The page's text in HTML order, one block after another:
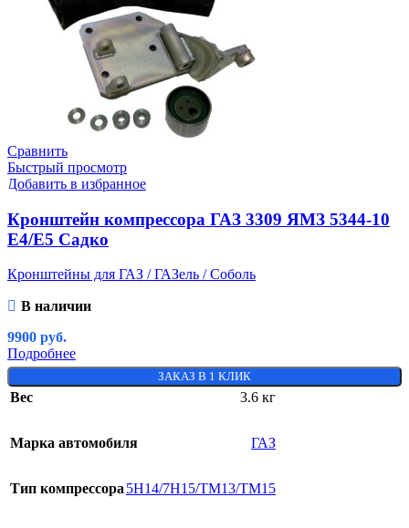
Сравнить
Быстрый просмотр
Добавить в избранное
Кронштейн компрессора ГАЗ 3309 ЯМЗ 5344-10
Е4/E5 Садко
Кронштейны для ГАЗ / ГАЗель / Соболь
В наличии
9900 руб.
Подробнее
ЗАКАЗ В 1 КЛИК
Вес 3.6 кг
Марка автомобиля ГАЗ
Тип компрессора 5H14/7H15/TM13/TM15